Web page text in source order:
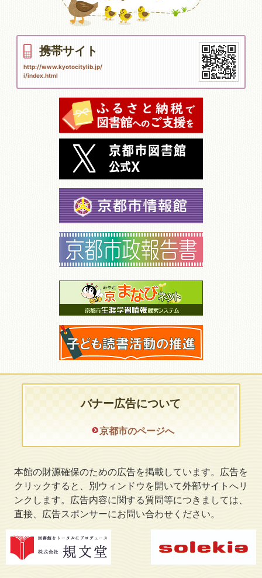
携帯サイト
http://www.kyotocitylib.jp/
i/index.html
バナー広告について
京都市のページへ
本館の財源確保のための広告を掲載しています。広告を
クリックすると、別ウィンドウを開いて外部サイトへリ
ンクします。広告内容に関する質問等につきましては、
直接、広告スポンサーにお問い合わせください。